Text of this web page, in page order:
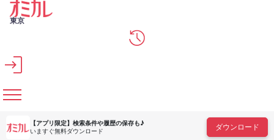
メインコンテンツへスキップ
東京
【アプリ限定】 検索条件や履歴の保存も♪
いますぐ無料ダウンロード
ダウンロード